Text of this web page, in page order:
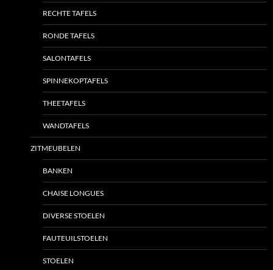
RECHTE TAFELS
RONDE TAFELS
SALONTAFELS
SPINNEKOPTAFELS
THEETAFELS
WANDTAFELS
ZITMEUBELEN
BANKEN
CHAISE LONGUES
DIVERSE STOELEN
FAUTEUILSTOELEN
STOELEN